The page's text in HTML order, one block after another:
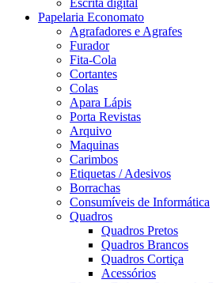
Escrita digital
Papelaria Economato
Agrafadores e Agrafes
Furador
Fita-Cola
Cortantes
Colas
Apara Lápis
Porta Revistas
Arquivo
Maquinas
Carimbos
Etiquetas / Adesivos
Borrachas
Consumíveis de Informática
Quadros
Quadros Pretos
Quadros Brancos
Quadros Cortiça
Acessórios